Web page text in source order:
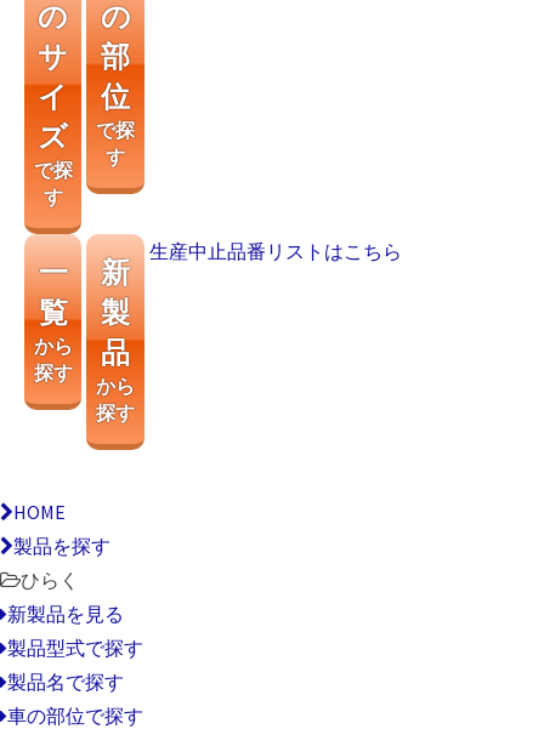
の
サ
イ
ズ
で探
す
の
部
位
で探
す
一
覧
から
探す
新
製
品
から
探す
生産中止品番リストはこちら
HOME
製品を探す
ひらく
新製品を見る
製品型式で探す
製品名で探す
車の部位で探す